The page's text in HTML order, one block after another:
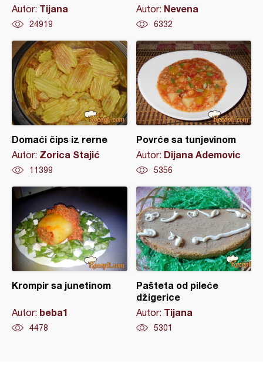
Autor: Tijana
24919
Autor: Nevena
6332
Domaći čips iz rerne
Autor: Zorica Stajić
11399
Povrće sa tunjevinom
Autor: Dijana Ademovic
5356
Krompir sa junetinom
Autor: beba1
4478
Pašteta od pileće
džigerice
Autor: Tijana
5301